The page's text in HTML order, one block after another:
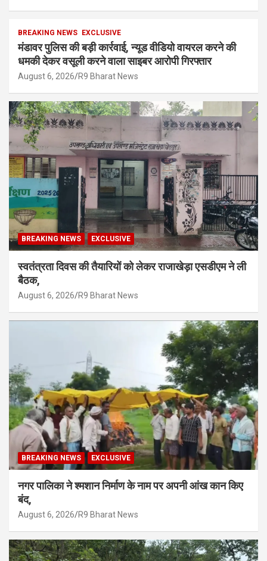
BREAKING NEWS EXCLUSIVE
मंडावर पुलिस की बड़ी कार्रवाई, न्यूड वीडियो वायरल करने की
धमकी देकर वसूली करने वाला साइबर आरोपी गिरफ्तार
August 6, 2026 R9 Bharat News
BREAKING NEWS EXCLUSIVE
स्वतंत्रता दिवस की तैयारियों को लेकर राजाखेड़ा एसडीएम ने ली
बैठक,
August 6, 2026 R9 Bharat News
BREAKING NEWS EXCLUSIVE
नगर पालिका ने श्मशान निर्माण के नाम पर अपनी आंख कान किए
बंद,
August 6, 2026 R9 Bharat News